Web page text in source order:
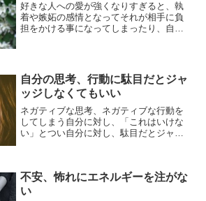
好きな人への愛が強くなりすぎると、執
着や嫉妬の感情となってそれが相手に負
担をかける事になってしまったり、自分
も、反発心の方が大きくなり...
自分の思考、行動に駄目だとジャ
ッジしなくてもいい
ネガティブな思考、ネガティブな行動を
してしまう自分に対し、「これはいけな
い」とつい自分に対し、駄目だとジャッ
厳しくしてしまうことがあ...
不安、怖れにエネルギーを注がな
い